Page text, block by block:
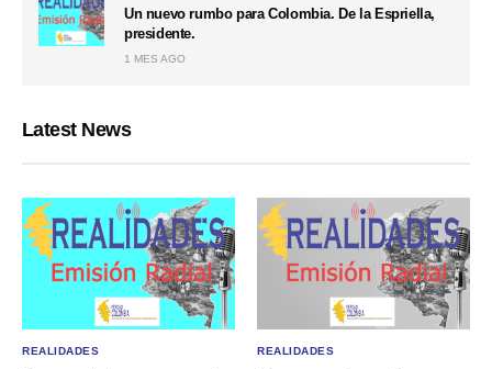
Un nuevo rumbo para Colombia. De la Espriella,
presidente.
1 MES AGO
Latest News
REALIDADES REALIDADES